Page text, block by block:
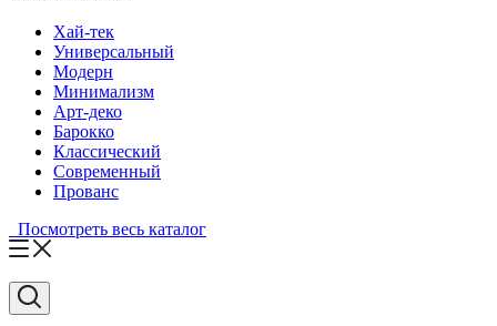
Хай-тек
Универсальный
Модерн
Минимализм
Арт-деко
Барокко
Классический
Современный
Прованс
Посмотреть весь каталог